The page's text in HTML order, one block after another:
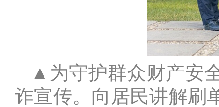
▲为守护群众财产安
诈宣传。向居民讲解刷